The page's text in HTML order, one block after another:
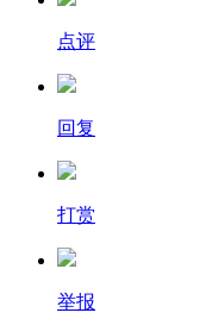
点评
回复
打赏
举报